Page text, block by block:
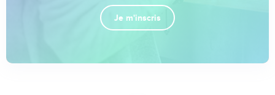
Je m'inscris